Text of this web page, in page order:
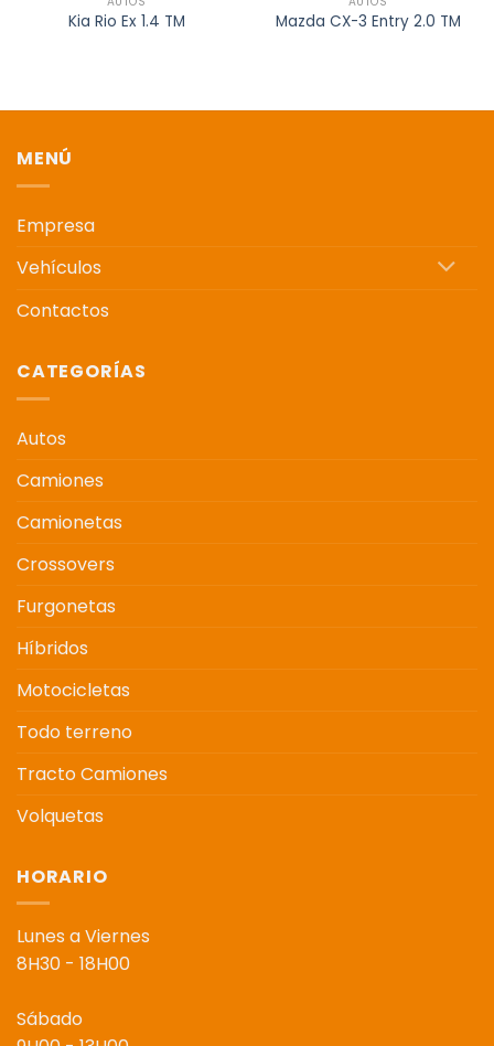
Kia Rio Ex 1.4 TM Mazda CX-3 Entry 2.0 TM
MENÚ
Empresa
Vehículos
Contactos
CATEGORÍAS
Autos
Camiones
Camionetas
Crossovers
Furgonetas
Híbridos
Motocicletas
Todo terreno
Tracto Camiones
Volquetas
HORARIO
Lunes a Viernes
8H30 - 18H00
Sábado